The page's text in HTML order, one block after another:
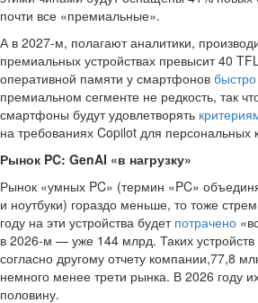
почти все «премиальные».
А в 2027-м, полагают аналитики,
премиальных устройствах превысит 40
оперативной памяти у смартфонов
премиальном сегменте не редкость, так
смартфоны будут удовлетворять
на требованиях Copilot для персональных
Рынок PC: GenAI «в нагрузку»
Рынок «умных PC» (термин «PC»
и ноутбуки) гораздо меньше, то тоже
году на эти устройства будет потрачено
в 2026-м — уже 144 млрд. Таких устройств
согласно другому отчету компании,77,8
немного менее трети рынка. В 2026 году
половину.